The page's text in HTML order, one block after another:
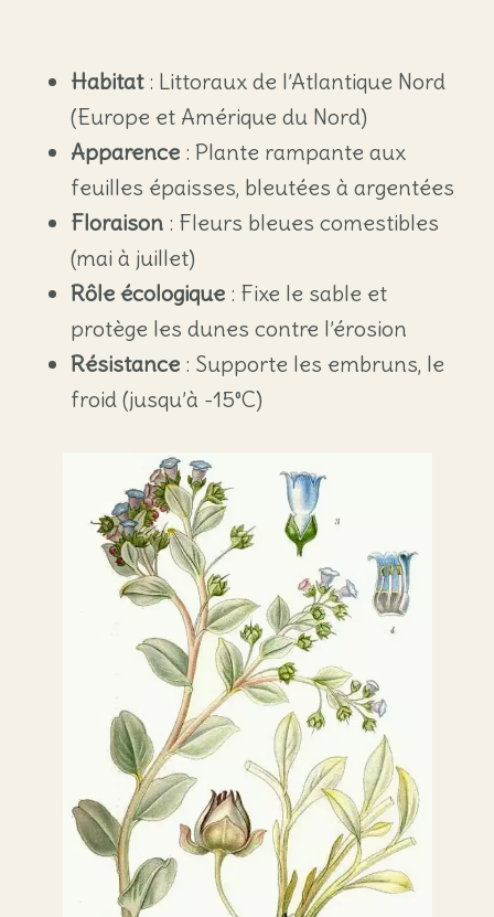
Habitat: Littoraux de l’Atlantique Nord
(Europe et Amérique du Nord)
Apparence : Plante rampante aux
feuilles épaisses, bleutées à argentées
Floraison : Fleurs bleues comestibles
(mai à juillet)
Rôle écologique : Fixe le sable et
protège les dunes contre l’érosion
Résistance : Supporte les embruns, le
froid (jusqu’à -15°C)